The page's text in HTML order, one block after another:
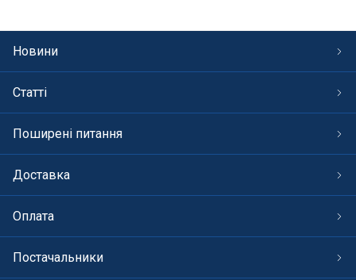
Сауни
СПА басейни
Осушувачі повітря
Меблі для басейну
Новини
Статті
Поширені питання
Доставка
Оплата
Постачальники